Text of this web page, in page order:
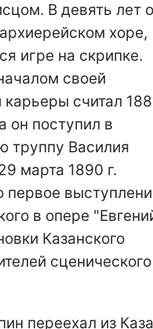
В девять лет
хоре,
игре на скрипке.
своей
карьеры считал
он поступил в
труппу Василия
марта 1890 г.
первое
в опере
Казанского
сценического
переехал из